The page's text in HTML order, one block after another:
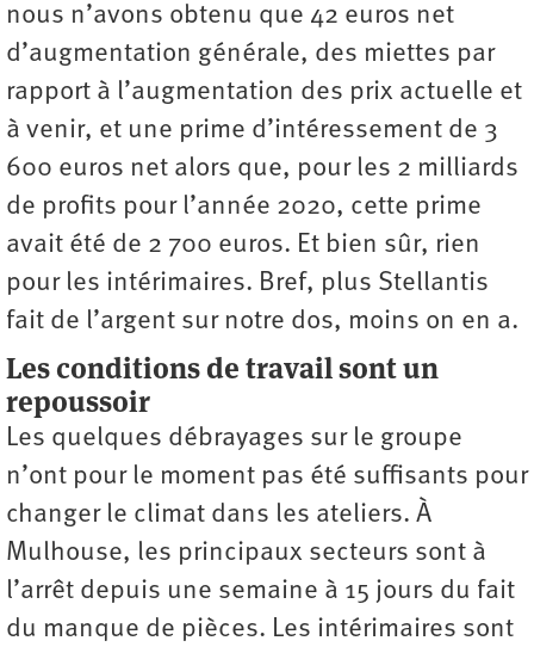
nous n’avons obtenu que 42 euros net
d’augmentation générale, des miettes par
rapport à l’augmentation des prix actuelle et
à venir, et une prime d’intéressement de 3
600 euros net alors que, pour les 2 milliards
de profits pour l’année 2020, cette prime
avait été de 2 700 euros. Et bien sûr, rien
pour les intérimaires. Bref, plus Stellantis
fait de l’argent sur notre dos, moins on en a.
Les conditions de travail sont un
repoussoir
Les quelques débrayages sur le groupe
n’ont pour le moment pas été suffisants pour
changer le climat dans les ateliers. À
Mulhouse, les principaux secteurs sont à
l’arrêt depuis une semaine à 15 jours du fait
du manque de pièces. Les intérimaires sont